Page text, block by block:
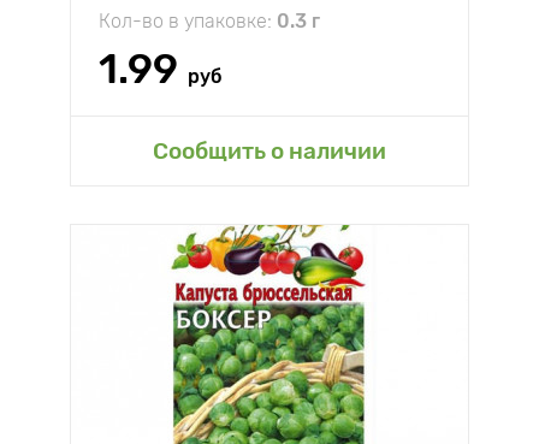
Кол-во в упаковке: 0.3 г
1.99 руб
Сообщить о наличии